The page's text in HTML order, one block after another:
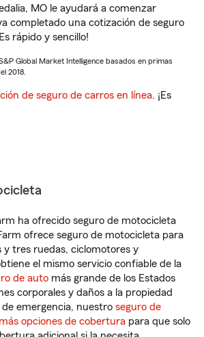
MO le ayudará a comenzar
completado una cotización de seguro
rápido y sencillo!
Global Market Intelligence basados en primas
2018.
de seguro de carros en línea. ¡Es
ha ofrecido seguro de motocicleta
ofrece seguro de motocicleta para
y tres ruedas, ciclomotores y
el mismo servicio confiable de la
de auto más grande de los Estados
corporales y daños a la propiedad
emergencia, nuestro seguro de
más opciones de cobertura para que solo